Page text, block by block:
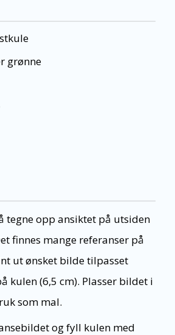
grønne
tegne opp ansiktet på utsiden
finnes mange referanser på
ut ønsket bilde tilpasset
kulen (6,5 cm). Plasser bildet i
som mal.
og fyll kulen med